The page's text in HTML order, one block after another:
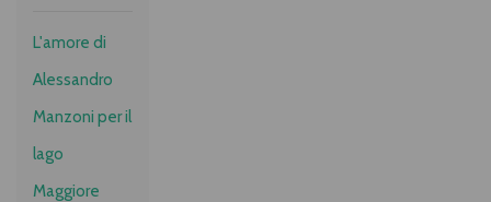
L'amore di
Alessandro
Manzoni per il
lago
Maggiore